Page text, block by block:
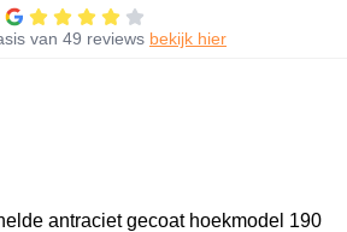
van 49 reviews bekijk hier
antraciet gecoat hoekmodel 190